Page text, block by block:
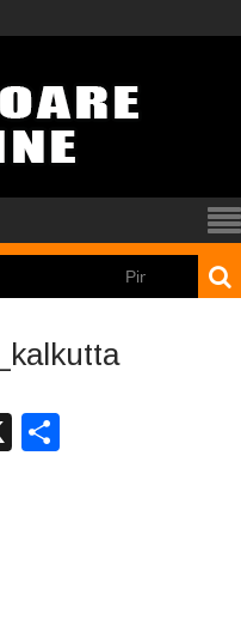
Pincoya
X